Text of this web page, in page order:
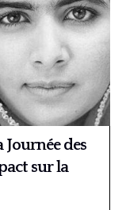
des
sur la